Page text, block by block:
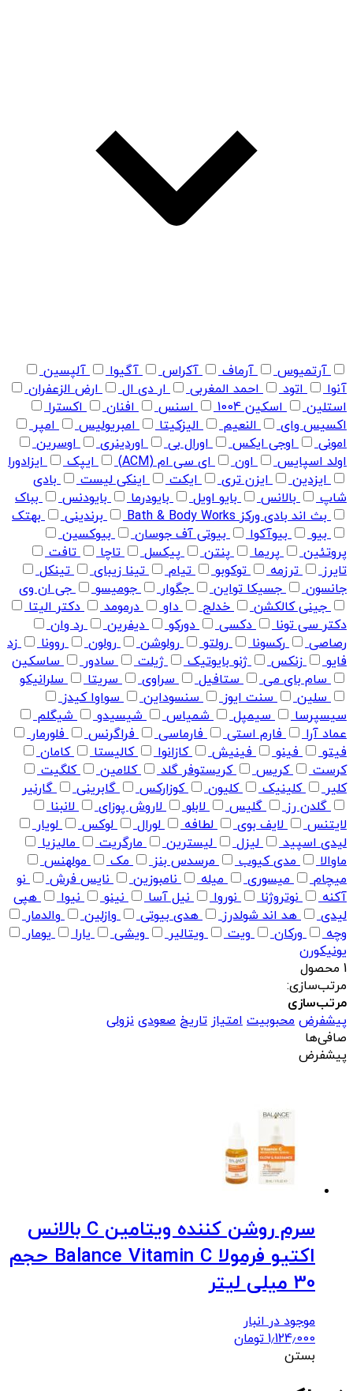
آرتمیوس آرماف آکراس آگیوا
آلپسین
آنوا
اتود احمد المغربی ار دی ال
ارض الزعفران
استلین
اسکین 1004 اسنس افنان
اکسترا
اکسیس وای
النعیم الیزکیتا امبریولیس
امپر
امونی
اوجی ایکس اورال بی اوردینری
اوسرین
اولد اسپایس
اون ای سی ام (ACM) ایپک
ایزادورا
ایزدین
ایزن تری ایکت اینکی لیست
بادی
شاپ
بالانس بایو اویل بایودرما بایودنس
بباک
بث اند بادی ورکز Bath & Body Works
برندینی
بهتک
بیو
بیوآکوا بیوتی آف جوسان
بیوکسین
پروتئین
پریما پنتن پیکسل تاچا
تافت
تایرز
ترزمه توکوبو تیام تینا زیبای
تینکل
جانسون
جسیکا تواین جگوار جومیسو
جی ان وی
جینی کالکشن
خدلج داو درمومد
دکتر الیتا
دکتر سی تونا
دکسی دورکو دیفرین
رد وان
رصاصی
رکسونا رولتو رولوشن رولون روونا
زد
فایو
زنکس ژنو بایوتیک ژیلت سادور
ساسکین
سام بای می
ستافیل سراوی سریتا
سلرانیکو
سلین
سنت ایوز سنسوداین
سواوا کیدز
سیسپرسا
سیمپل شمیاس شیسیدو
شیگلم
عماد آرا
فارم استی فارماسی فراگرنس
فلورمار
فیتو
فینو فینیش کازانوا کالیستا
کامان
کرست
کریس کریستوفر گلد کلامین
کلگیت
کلیر
کلینیک کلیون کوزارکس گابرینی
گارنیر
گلدن رز
گلیس لابلو لاروش پوزای
لانبنا
لایتنس
لایف بوی لطافه لورال لوکس
لویار
لیدی اسپید
لیزل لیسترین مارگریت
مالیزیا
ماوالا
مدی کیوب مرسدس بنز مک
مولهنس
میچام
میسوری میله نامبوزین نایس فرش
نو
آکنه
نوتروژنا نوروا نیل آسا نینو نیوا
هپی
لیدی
هد اند شولدرز هدی بیوتی وازلین
والدمار
وچه
ورکان ویت ویتالیر ویشی یارا
یومار
یونیکورن
1 محصول
مرتب‌سازی:
مرتب‌سازی
پیشفرض محبوبیت امتیاز تاریخ صعودی نزولی
صافی‌ها
پیشفرض
سرم روشن کننده ویتامین C بالانس
اکتیو فرمولا Balance Vitamin C حجم
30 میلی لیتر
موجود در انبار
1٫124٫000 تومان
بستن